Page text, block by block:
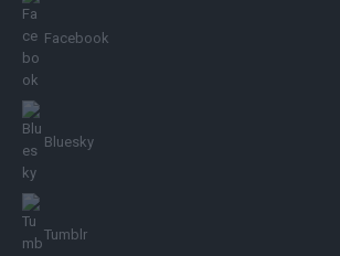
Facebook
Bluesky
Tumblr